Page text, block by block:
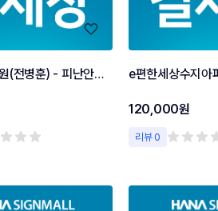
한국화학연구원(전병훈) - 피난안내도 개인결제창
120,000원
리뷰 0